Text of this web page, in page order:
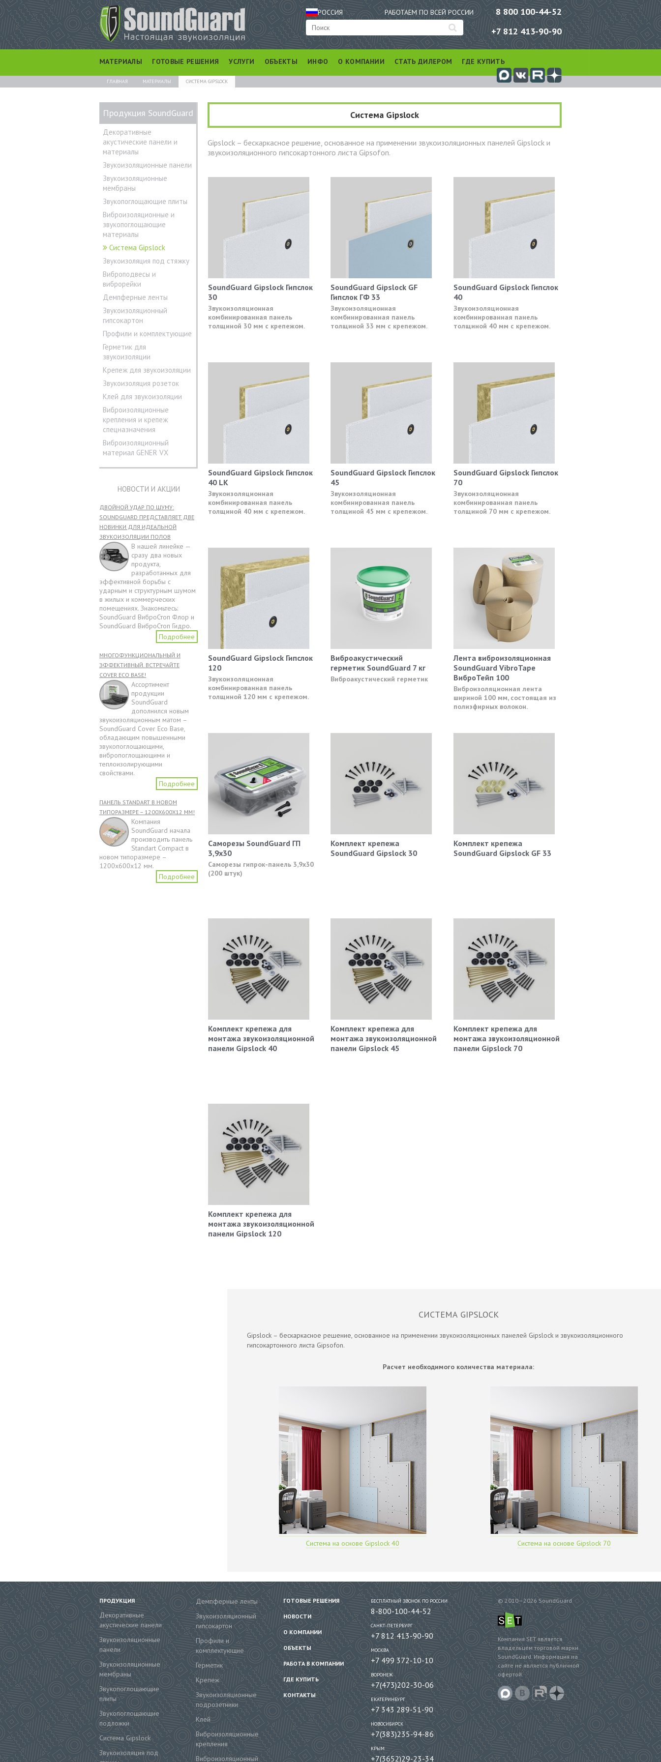
РОССИЯ РАБОТАЕМ ПО ВСЕЙ РОССИИ
8 800 100-44-52
+7 812 413-90-90
МАТЕРИАЛЫ ГОТОВЫЕ РЕШЕНИЯ УСЛУГИ ОБЪЕКТЫ ИНФО О КОМПАНИИ СТАТЬ ДИЛЕРОМ ГДЕ КУПИТЬ
ГЛАВНАЯ МАТЕРИАЛЫ СИСТЕМА GIPSLOCK
Продукция SoundGuard
Декоративные
акустические панели и
материалы
Звукоизоляционные панели
Звукоизоляционные
мембраны
Звукопоглощающие плиты
Виброизоляционные и
звукопоглощающие
материалы
Система Gipslock
Звукоизоляция под стяжку
Виброподвесы и
виброрейки
Демпферные ленты
Звукоизоляционный
гипсокартон
Профили и комплектующие
Герметик для
звукоизоляции
Крепеж для звукоизоляции
Звукоизоляция розеток
Клей для звукоизоляции
Виброизоляционные
крепления и крепеж
спецназначения
Виброизоляционный
материал GENER VX
НОВОСТИ И АКЦИИ
ДВОЙНОЙ УДАР ПО ШУМУ:
SOUNDGUARD ПРЕДСТАВЛЯЕТ ДВЕ
НОВИНКИ ДЛЯ ИДЕАЛЬНОЙ
ЗВУКОИЗОЛЯЦИИ ПОЛОВ
В нашей линейке —
сразу два новых
продукта,
разработанных для
эффективной борьбы с
ударным и структурным шумом
в жилых и коммерческих
помещениях. Знакомьтесь:
SoundGuard ВиброСтоп Флор и
SoundGuard ВиброСтоп Гидро.
Подробнее
МНОГОФУНКЦИОНАЛЬНЫЙ И
ЭФФЕКТИВНЫЙ. ВСТРЕЧАЙТЕ
COVER ECO BASE!
Ассортимент
продукции
SoundGuard
дополнился новым
звукоизоляционным матом –
SoundGuard Cover Eco Base,
обладающим повышенными
звукопоглощающими,
вибропоглощающими и
теплоизолирующими
свойствами.
Подробнее
ПАНЕЛЬ STANDART В НОВОМ
ТИПОРАЗМЕРЕ – 1200Х600Х12 ММ!
Компания
SoundGuard начала
производить панель
Standart Compact в
новом типоразмере –
1200х600х12 мм.
Подробнее
Система Gipslock
Gipslock – бескаркасное решение, основанное на применении звукоизоляционных панелей Gipslock и
звукоизоляционного гипсокартонного листа Gipsofon.
SoundGuard Gipslock Гипслок
30
Звукоизоляционная
комбинированная панель
толщиной 30 мм с крепежом.
SoundGuard Gipslock GF
Гипслок ГФ 33
Звукоизоляционная
комбинированная панель
толщиной 33 мм с крепежом.
SoundGuard Gipslock Гипслок
40
Звукоизоляционная
комбинированная панель
толщиной 40 мм с крепежом.
SoundGuard Gipslock Гипслок
40 LK
Звукоизоляционная
комбинированная панель
толщиной 40 мм с крепежом.
SoundGuard Gipslock Гипслок
45
Звукоизоляционная
комбинированная панель
толщиной 45 мм с крепежом.
SoundGuard Gipslock Гипслок
70
Звукоизоляционная
комбинированная панель
толщиной 70 мм с крепежом.
SoundGuard Gipslock Гипслок
120
Звукоизоляционная
комбинированная панель
толщиной 120 мм с крепежом.
Виброакустический
герметик SoundGuard 7 кг
Виброакустический герметик
Лента виброизоляционная
SoundGuard VibroTape
ВиброТейп 100
Виброизоляционная лента
шириной 100 мм, состоящая из
полиэфирных волокон.
Саморезы SoundGuard ГП
3,9х30
Саморезы гипрок-панель 3,9х30
(200 штук)
Комплект крепежа
SoundGuard Gipslock 30
Комплект крепежа
SoundGuard Gipslock GF 33
Комплект крепежа для
монтажа звукоизоляционной
панели Gipslock 40
Комплект крепежа для
монтажа звукоизоляционной
панели Gipslock 45
Комплект крепежа для
монтажа звукоизоляционной
панели Gipslock 70
Комплект крепежа для
монтажа звукоизоляционной
панели Gipslock 120
СИСТЕМА GIPSLOCK
Gipslock – бескаркасное решение, основанное на применении звукоизоляционных панелей Gipslock и звукоизоляционного
гипсокартонного листа Gipsofon.
Расчет необходимого количества материала:
Система на основе Gipslock 40 Система на основе Gipslock 70
ПРОДУКЦИЯ
Декоративные
акустические панели
Звукоизоляционные
панели
Звукоизоляционные
мембраны
Звукопоглощающие
плиты
Звукопоглощающие
подложки
Система Gipslock
Звукоизоляция под
Демпферные ленты
Звукоизоляционный
гипсокартон
Профили и
комплектующие
Герметик
Крепеж
Звукоизоляционные
подрозетники
Клей
Виброизоляционные
крепления
Виброизоляционный
ГОТОВЫЕ РЕШЕНИЯ
НОВОСТИ
О КОМПАНИИ
ОБЪЕКТЫ
РАБОТА В КОМПАНИИ
ГДЕ КУПИТЬ
КОНТАКТЫ
БЕСПЛАТНЫЙ ЗВОНОК ПО РОССИИ
8-800-100-44-52
САНКТ-ПЕТЕРБУРГ
+7 812 413-90-90
МОСКВА
+7 499 372-10-10
ВОРОНЕЖ
+7(473)202-30-06
ЕКАТЕРИНБУРГ
+7 343 289-51-90
НОВОСИБИРСК
+7(383)235-94-86
КРЫМ
+7(3652)29-23-34
© 2010—2026 SoundGuard
Компания SET является
владельцем торговой марки
SoundGuard. Информация на
сайте не является публичной
офертой.